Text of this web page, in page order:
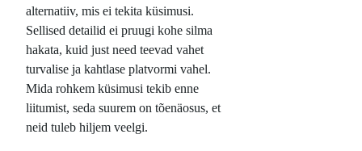
alternatiiv, mis ei tekita küsimusi.
Sellised detailid ei pruugi kohe silma
hakata, kuid just need teevad vahet
turvalise ja kahtlase platvormi vahel.
Mida rohkem küsimusi tekib enne
liitumist, seda suurem on tõenäosus, et
neid tuleb hiljem veelgi.